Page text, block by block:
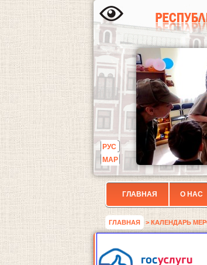
РУС
МАР
ГЛАВНАЯ О НАС
ГЛАВНАЯ > КАЛЕНДАРЬ